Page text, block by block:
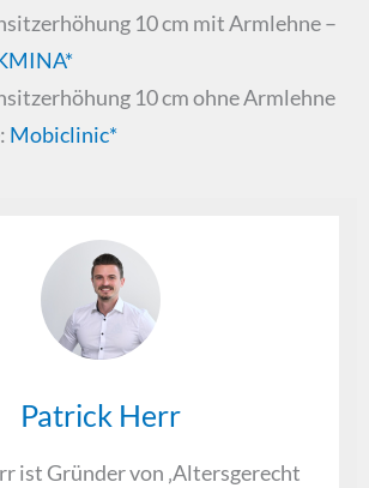
10 cm mit Armlehne –
10 cm ohne Armlehne
Mobiclinic*
Patrick Herr
ist Gründer von ‚Altersgerecht